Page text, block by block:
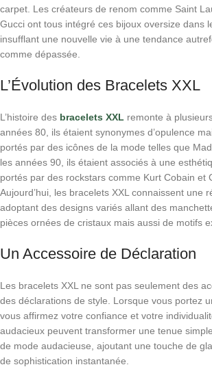
carpet. Les créateurs de renom comme Saint
Gucci ont tous intégré ces bijoux oversize dans
insufflant une nouvelle vie à une tendance
comme dépassée.
L’Évolution des Bracelets XXL
L’histoire des bracelets XXL remonte à
années 80, ils étaient synonymes d’opulence
portés par des icônes de la mode telles que
les années 90, ils étaient associés à une
portés par des rockstars comme Kurt Cobain et
Aujourd’hui, les bracelets XXL connaissent une
adoptant des designs variés allant des
pièces ornées de cristaux mais aussi de motifs
Un Accessoire de Déclaration
Les bracelets XXL ne sont pas seulement des
des déclarations de style. Lorsque vous portez
vous affirmez votre confiance et votre
audacieux peuvent transformer une tenue
de mode audacieuse, ajoutant une touche de
de sophistication instantanée.